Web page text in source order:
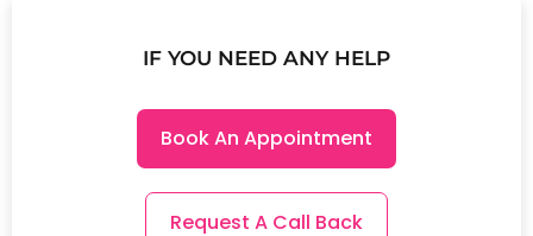
IF YOU NEED ANY HELP
Book An Appointment
Request A Call Back